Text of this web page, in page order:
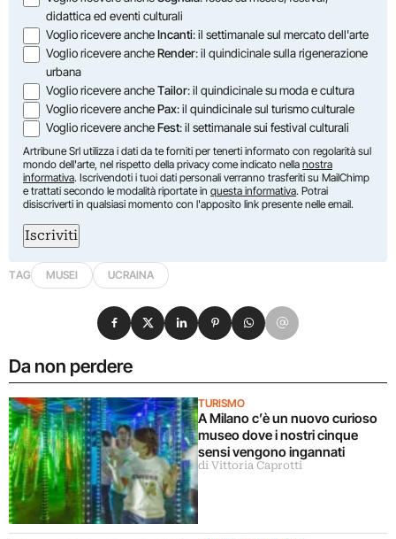
didattica ed eventi culturali
Voglio ricevere ancheIncanti: il settimanale sul mercato dell'arte
Voglio ricevere ancheRender: il quindicinale sulla rigenerazione
urbana
Voglio ricevere ancheTailor: il quindicinale su moda e cultura
Voglio ricevere anchePax: il quindicinale sul turismo culturale
Voglio ricevere ancheFest: il settimanale sui festival culturali
Artribune Srl utilizza i dati da te forniti per tenerti informato con regolarità sul
mondo dell'arte, nel rispetto della privacy come indicato nella nostra
informativa. Iscrivendoti i tuoi dati personali verranno trasferiti su MailChimp
e trattati secondo le modalità riportate in questa informativa. Potrai
disiscriverti in qualsiasi momento con l'apposito link presente nelle email.
Iscriviti
TAG MUSEI UCRAINA
Da non perdere
TURISMO
A Milano c’è un nuovo curioso
museo dove i nostri cinque
sensi vengono ingannati
di Vittoria Caprotti
Condividi su Facebook
Condividi su X
Condividi su LinkedIn
Condividi su Pinterest
Condividi su WhatsApp
Condividi su Email